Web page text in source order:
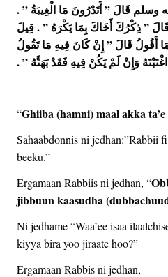
وسلم قَالَ ‏”‏ أَتَدْرُونَ مَا الْغِيبَةُ ‏”‏ ‏.‏
‏”‏ ذِكْرُكَ أَخَاكَ بِمَا يَكْرَهُ ‏”‏ ‏.‏ قِيلَ
أَقُولُ قَالَ ‏”‏ إِنْ كَانَ فِيهِ مَا تَقُولُ
وَإِنْ لَمْ يَكُنْ فِيهِ فَقَدْ بَهَتَّهُ ‏”‏ ‏.‏
“Ghiiba (hamni) maal akka
Sahaabdonnis ni jedhan:”Rabbii
beeku.”
Ergamaan Rabbiis ni jedhan, “
jibbuun kaasudha
Ni jedhame “Waa’ee isaa
kiyya bira yoo jiraate hoo?”
Ergamaan Rabbis ni jedhan,